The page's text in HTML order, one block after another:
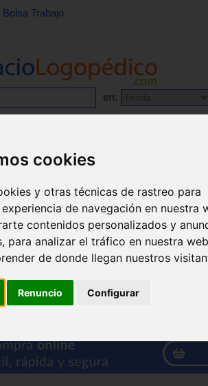
cookies
y otras técnicas de rastreo para
de navegación en nuestra
contenidos personalizados y
para analizar el tráfico en nuestra
de donde llegan nuestros
Renuncio Configurar
Bolsa Trabajo
en: